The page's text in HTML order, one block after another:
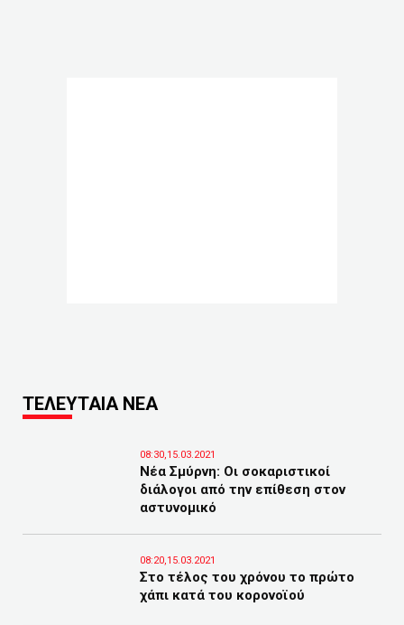
ΤΕΛΕΥΤΑΙΑ ΝΕΑ
08:30,15.03.2021
Νέα Σμύρνη: Οι σοκαριστικοί
διάλογοι από την επίθεση στον
αστυνομικό
08:20,15.03.2021
Στο τέλος του χρόνου το πρώτο
χάπι κατά του κορονοϊού